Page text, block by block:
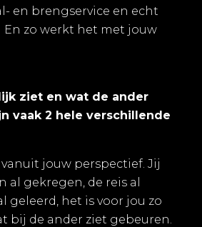
en brengservice en echt
En zo werkt het met jouw
ziet en wat de ander
vaak 2 hele verschillende
jouw perspectief. Jij
al gekregen, de reis al
geleerd, het is voor jou zo
bij de ander ziet gebeuren.